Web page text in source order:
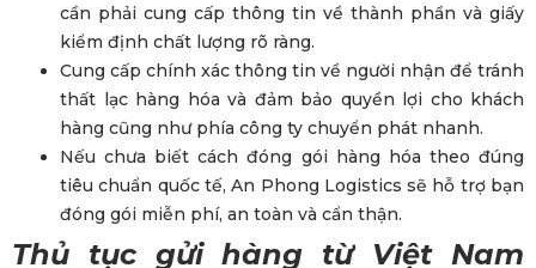
cần phải cung cấp thông tin về thành phần và giấy
kiểm định chất lượng rõ ràng.
Cung cấp chính xác thông tin về người nhận để tránh
thất lạc hàng hóa và đảm bảo quyền lợi cho khách
hàng cũng như phía công ty chuyển phát nhanh.
Nếu chưa biết cách đóng gói hàng hóa theo đúng
tiêu chuẩn quốc tế, An Phong Logistics sẽ hỗ trợ bạn
đóng gói miễn phí, an toàn và cẩn thận.
Thủ tục gửi hàng từ Việt Nam